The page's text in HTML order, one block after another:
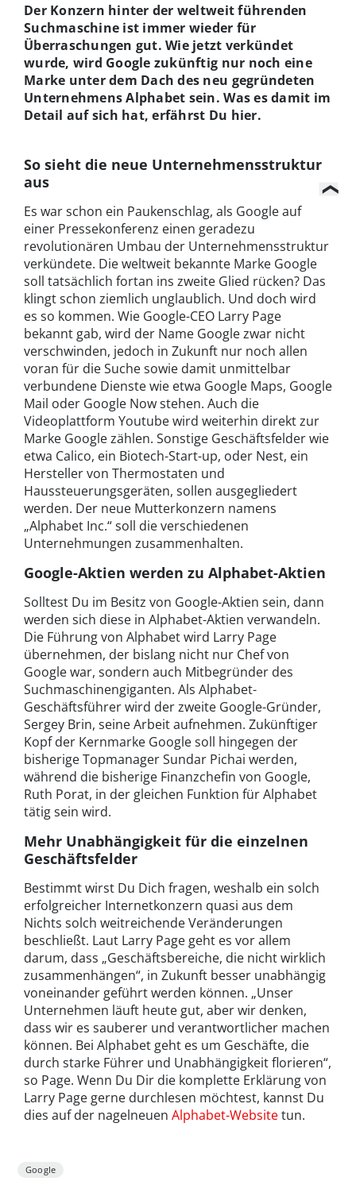
Der Konzern hinter der weltweit führenden
Suchmaschine ist immer wieder für
Überraschungen gut. Wie jetzt verkündet
wurde, wird Google zukünftig nur noch eine
Marke unter dem Dach des neu gegründeten
Unternehmens Alphabet sein. Was es damit im
Detail auf sich hat, erfährst Du hier.
So sieht die neue Unternehmensstruktur
aus
Es war schon ein Paukenschlag, als Google auf
einer Pressekonferenz einen geradezu
revolutionären Umbau der Unternehmensstruktur
verkündete. Die weltweit bekannte Marke Google
soll tatsächlich fortan ins zweite Glied rücken? Das
klingt schon ziemlich unglaublich. Und doch wird
es so kommen. Wie Google-CEO Larry Page
bekannt gab, wird der Name Google zwar nicht
verschwinden, jedoch in Zukunft nur noch allen
voran für die Suche sowie damit unmittelbar
verbundene Dienste wie etwa Google Maps, Google
Mail oder Google Now stehen. Auch die
Videoplattform Youtube wird weiterhin direkt zur
Marke Google zählen. Sonstige Geschäftsfelder wie
etwa Calico, ein Biotech-Start-up, oder Nest, ein
Hersteller von Thermostaten und
Haussteuerungsgeräten, sollen ausgegliedert
werden. Der neue Mutterkonzern namens
„Alphabet Inc.“ soll die verschiedenen
Unternehmungen zusammenhalten.
Google-Aktien werden zu Alphabet-Aktien
Solltest Du im Besitz von Google-Aktien sein, dann
werden sich diese in Alphabet-Aktien verwandeln.
Die Führung von Alphabet wird Larry Page
übernehmen, der bislang nicht nur Chef von
Google war, sondern auch Mitbegründer des
Suchmaschinengiganten. Als Alphabet-
Geschäftsführer wird der zweite Google-Gründer,
Sergey Brin, seine Arbeit aufnehmen. Zukünftiger
Kopf der Kernmarke Google soll hingegen der
bisherige Topmanager Sundar Pichai werden,
während die bisherige Finanzchefin von Google,
Ruth Porat, in der gleichen Funktion für Alphabet
tätig sein wird.
Mehr Unabhängigkeit für die einzelnen
Geschäftsfelder
Bestimmt wirst Du Dich fragen, weshalb ein solch
erfolgreicher Internetkonzern quasi aus dem
Nichts solch weitreichende Veränderungen
beschließt. Laut Larry Page geht es vor allem
darum, dass „Geschäftsbereiche, die nicht wirklich
zusammenhängen“, in Zukunft besser unabhängig
voneinander geführt werden können. „Unser
Unternehmen läuft heute gut, aber wir denken,
dass wir es sauberer und verantwortlicher machen
können. Bei Alphabet geht es um Geschäfte, die
durch starke Führer und Unabhängigkeit florieren“,
so Page. Wenn Du Dir die komplette Erklärung von
Larry Page gerne durchlesen möchtest, kannst Du
dies auf der nagelneuen Alphabet-Websitetun.
Google